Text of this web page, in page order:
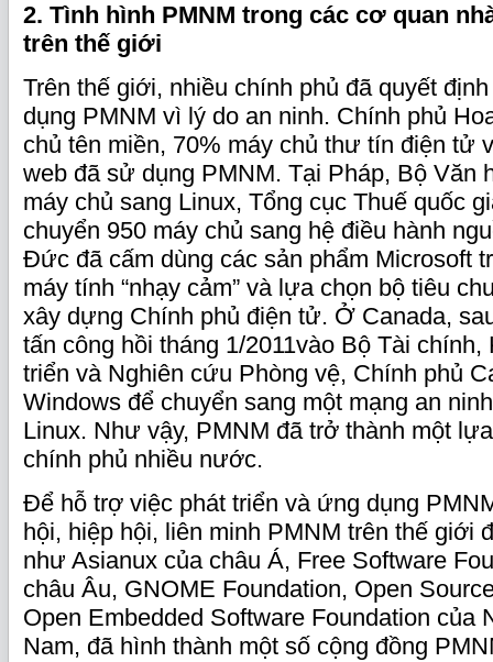
2. Tình hình PMNM trong các cơ quan
trên thế giới
Trên thế giới, nhiều chính phủ đã quyết
dụng PMNM vì lý do an ninh. Chính phủ
chủ tên miền, 70% máy chủ thư tín điện tử
web đã sử dụng PMNM. Tại Pháp, Bộ Văn
máy chủ sang Linux, Tổng cục Thuế quốc
chuyển 950 máy chủ sang hệ điều hành
Đức đã cấm dùng các sản phẩm Microsoft
máy tính “nhạy cảm” và lựa chọn bộ tiêu
xây dựng Chính phủ điện tử. Ở Canada,
tấn công hồi tháng 1/2011vào Bộ Tài
triển và Nghiên cứu Phòng vệ, Chính phủ
Windows để chuyển sang một mạng an
Linux. Như vậy, PMNM đã trở thành một
chính phủ nhiều nước.
Để hỗ trợ việc phát triển và ứng dụng
hội, hiệp hội, liên minh PMNM trên thế giới
như Asianux của châu Á, Free Software
châu Âu, GNOME Foundation, Open
Open Embedded Software Foundation của
Nam, đã hình thành một số cộng đồng